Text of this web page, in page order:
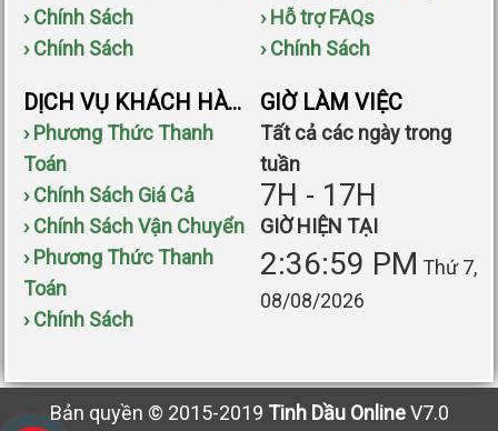
› Chính Sách
› Chính Sách
› Hỗ trợ FAQs
› Chính Sách
DỊCH VỤ KHÁCH HÀNG
› Phương Thức Thanh
Toán
› Chính Sách Giá Cả
› Chính Sách Vận Chuyển
› Phương Thức Thanh
Toán
› Chính Sách
GIỜ LÀM VIỆC
Tất cả các ngày trong
tuần
7H - 17H
GIỜ HIỆN TẠI
2:36:59 PM Thứ 7,
08/08/2026
Bản quyền © 2015-2019 Tinh Dầu OnlineV7.0